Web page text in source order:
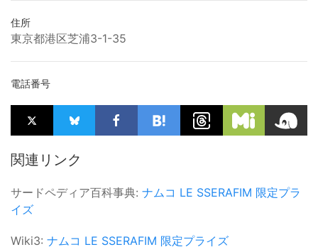
住所
東京都港区芝浦3-1-35
電話番号
関連リンク
サードペディア百科事典: ナムコ LE SSERAFIM 限定プラ
イズ
Wiki3: ナムコ LE SSERAFIM 限定プライズ